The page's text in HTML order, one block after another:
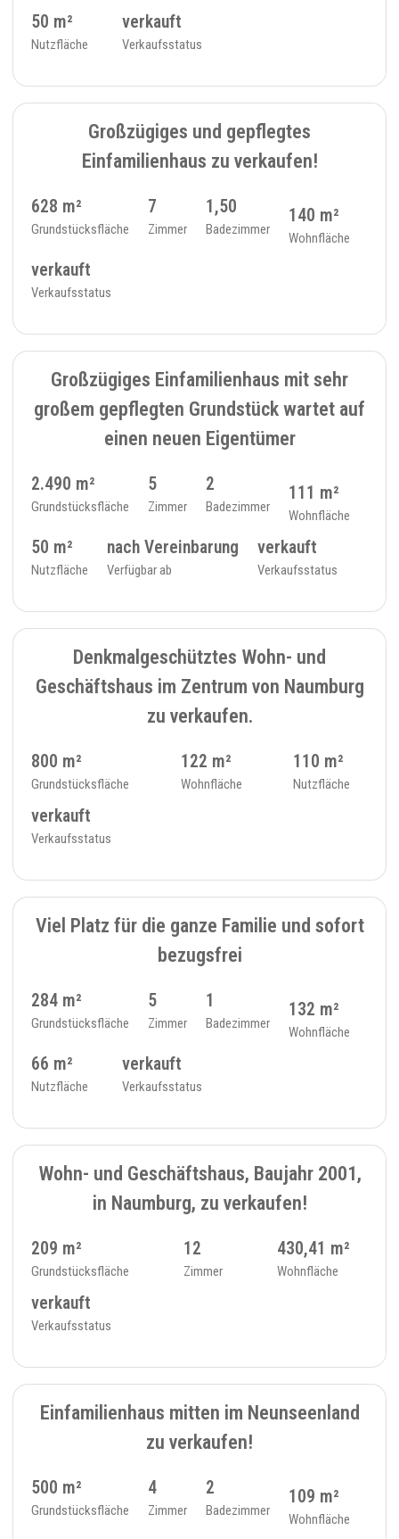
50 m²
Nutzfläche
verkauft
Verkaufsstatus
VERKAUFT
10 EINFAMILIENHAUS - 111
Großzügiges und gepflegtes
Einfamilienhaus zu verkaufen!
628 m²
Grundstücksfläche
7
Zimmer
1,50
Badezimmer
140 m²
Wohnfläche
verkauft
Verkaufsstatus
VERKAUFT
11 EINFAMILIENHAUS - 35
Großzügiges Einfamilienhaus mit sehr
großem gepflegten Grundstück wartet auf
einen neuen Eigentümer
2.490 m²
Grundstücksfläche
5
Zimmer
2
Badezimmer
111 m²
Wohnfläche
50 m²
Nutzfläche
nach Vereinbarung
Verfügbar ab
verkauft
Verkaufsstatus
VERKAUFT
9 ZIMMER - 31
Denkmalgeschütztes Wohn- und
Geschäftshaus im Zentrum von Naumburg
zu verkaufen.
800 m²
Grundstücksfläche
122 m²
Wohnfläche
110 m²
Nutzfläche
verkauft
Verkaufsstatus
VERKAUFT
10 DOPPELHAUSHÄLFTE - 303
Viel Platz für die ganze Familie und sofort
bezugsfrei
284 m²
Grundstücksfläche
5
Zimmer
1
Badezimmer
132 m²
Wohnfläche
66 m²
Nutzfläche
verkauft
Verkaufsstatus
VERKAUFT
15 ZIMMER - 14
Wohn- und Geschäftshaus, Baujahr 2001,
in Naumburg, zu verkaufen!
209 m²
Grundstücksfläche
12
Zimmer
430,41 m²
Wohnfläche
verkauft
Verkaufsstatus
VERKAUFT
8 EINFAMILIENHAUS - 22
Einfamilienhaus mitten im Neunseenland
zu verkaufen!
500 m²
Grundstücksfläche
4
Zimmer
2
Badezimmer
109 m²
Wohnfläche